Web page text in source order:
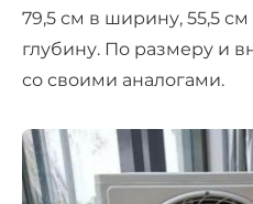
79,5 см в ширину, 55,5
глубину. По размеру и
со своими аналогами.